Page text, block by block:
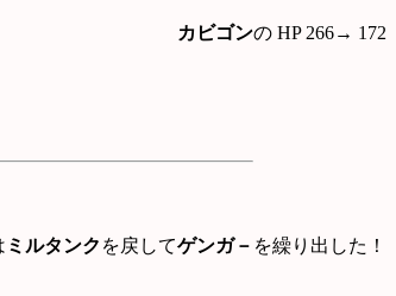
カビゴンの HP 266→ 172
ミルタンク を戻してゲンガ－ を繰り出した！